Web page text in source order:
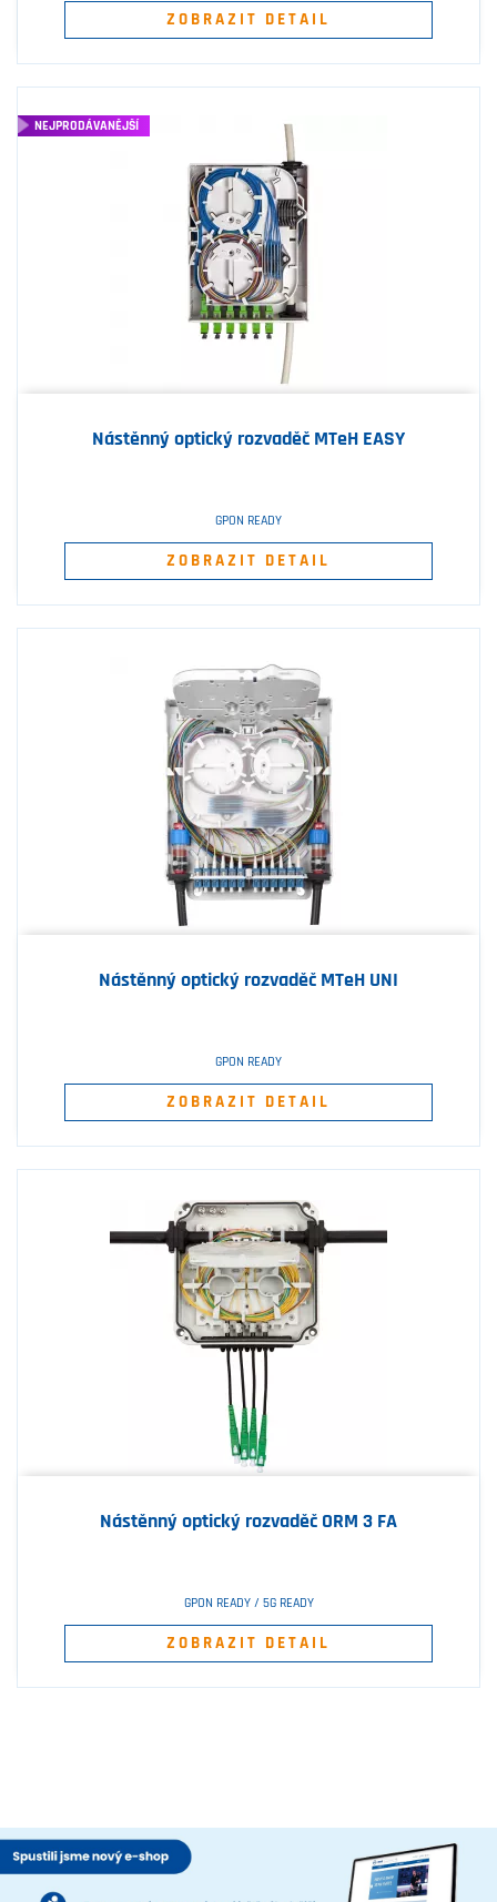
ZOBRAZIT DETAIL
Nástěnný optický rozvaděč MTeH EASY
GPON READY
ZOBRAZIT DETAIL
NEJPRODÁVANĚJŠÍ
Nástěnný optický rozvaděč MTeH UNI
GPON READY
ZOBRAZIT DETAIL
Nástěnný optický rozvaděč ORM 3 FA
GPON READY / 5G READY
ZOBRAZIT DETAIL